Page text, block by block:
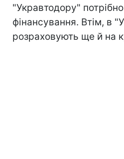
"Укравтодору"
фінансування. Втім, в
розраховують ще й на